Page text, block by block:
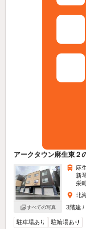
アークタウン麻生東２
すべての写真
麻
新
栄
北
3階建 /
駐車場あり 駐輪場あり